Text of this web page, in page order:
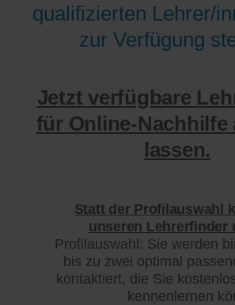
qualifizierten Lehrer/
zur Verfügung
Jetzt verfügbare
für Online-Nachhilfe
lassen.
Statt der Profilauswahl
unseren Lehrerfinder
Profilauswahl: Sie werden
bis zu zwei optimal
kontaktiert, die Sie
kennenlernen